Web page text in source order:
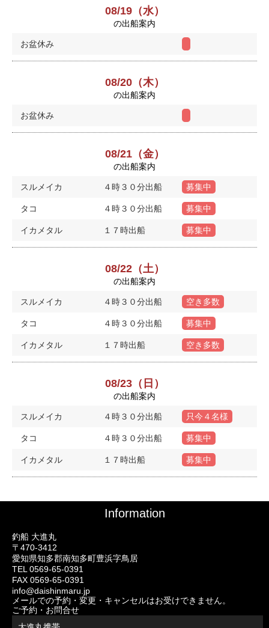
08/19（水）
の出船案内
お盆休み
08/20（木）
の出船案内
お盆休み
08/21（金）
の出船案内
スルメイカ ４時３０分出船 募集中
タコ ４時３０分出船 募集中
イカメタル １７時出船 募集中
08/22（土）
の出船案内
スルメイカ ４時３０分出船 空き多数
タコ ４時３０分出船 募集中
イカメタル １７時出船 空き多数
08/23（日）
の出船案内
スルメイカ ４時３０分出船 只今４名様
タコ ４時３０分出船 募集中
イカメタル １７時出船 募集中
Information
釣船 大進丸
〒470-3412
愛知県知多郡南知多町豊浜字鳥居
TEL 0569-65-0391
FAX 0569-65-0391
info@daishinmaru.jp
メールでの予約・変更・キャンセルはお受けできません。
ご予約・お問合せ